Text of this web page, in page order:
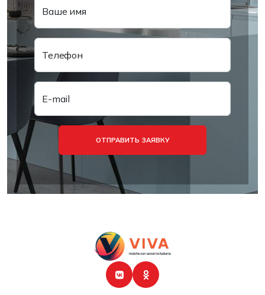
Ваше имя
Телефон
E-mail
ОТПРАВИТЬ ЗАЯВКУ